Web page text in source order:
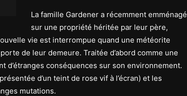
La famille Gardener a récemment emménagé
sur une propriété héritée par leur père,
vie est interrompue quand une météorite
de leur demeure. Traitée d’abord comme une
d’étranges conséquences sur son environnement.
d’un teint de rose vif à l’écran) et les
mutations.